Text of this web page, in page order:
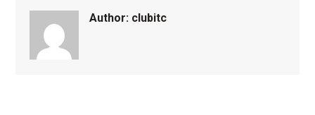
Author: clubitc